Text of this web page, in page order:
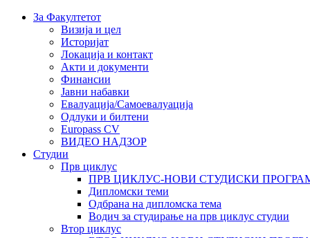
За Факултетот
Визија и цел
Историјат
Локација и контакт
Акти и документи
Финансии
Јавни набавки
Евалуација/Самоевалуација
Одлуки и билтени
Europass CV
ВИДЕО НАДЗОР
Студии
Прв циклус
ПРВ ЦИКЛУС-НОВИ СТУДИСКИ
Дипломски теми
Одбрана на дипломска тема
Водич за студирање на прв циклус студии
Втор циклус